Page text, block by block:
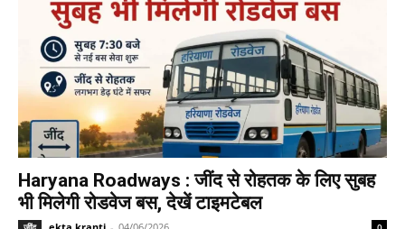
Haryana Roadways : जींद से रोहतक के लिए सुबह
भी मिलेगी रोडवेज बस, देखें टाइमटेबल